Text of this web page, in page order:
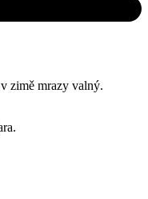
zimě mrazy valný.